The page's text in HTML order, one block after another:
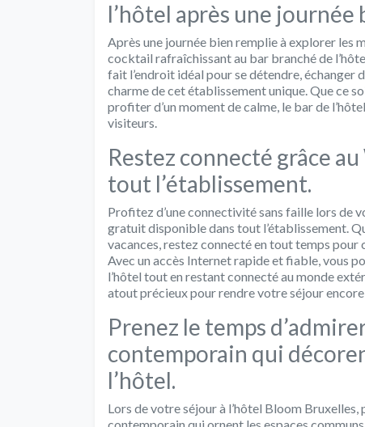
l’hôtel après une journée
Après une journée bien remplie à explorer les
cocktail rafraîchissant au bar branché de
fait l’endroit idéal pour se détendre, échanger
charme de cet établissement unique. Que ce
profiter d’un moment de calme, le bar de
visiteurs.
Restez connecté grâce
tout l’établissement.
Profitez d’une connectivité sans faille lors de
gratuit disponible dans tout l’établissement.
vacances, restez connecté en tout temps
Avec un accès Internet rapide et fiable, vous
l’hôtel tout en restant connecté au monde
atout précieux pour rendre votre séjour
Prenez le temps
contemporain qui
l’hôtel.
Lors de votre séjour à l’hôtel Bloom